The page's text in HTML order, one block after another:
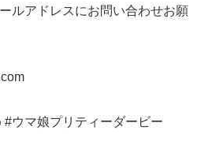
ルアドレスにお問い合わせお願
ウマ娘プリティーダービー